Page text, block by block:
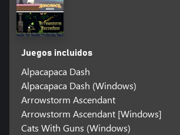
Juegos incluidos
Alpacapaca Dash
Alpacapaca Dash (Windows)
Arrowstorm Ascendant
Arrowstorm Ascendant [Windows]
Cats With Guns (Windows)